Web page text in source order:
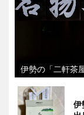
伊勢の「二軒茶
伊